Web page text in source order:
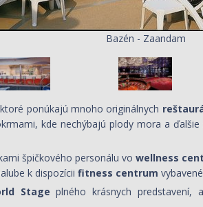
Bazén - Zaandam
ponúkajú mnoho originálnych
kde nechýbajú plody mora a
špičkového personálu vowellness
k dispozícii fitness centrum
Stage plného krásnych predstavení,